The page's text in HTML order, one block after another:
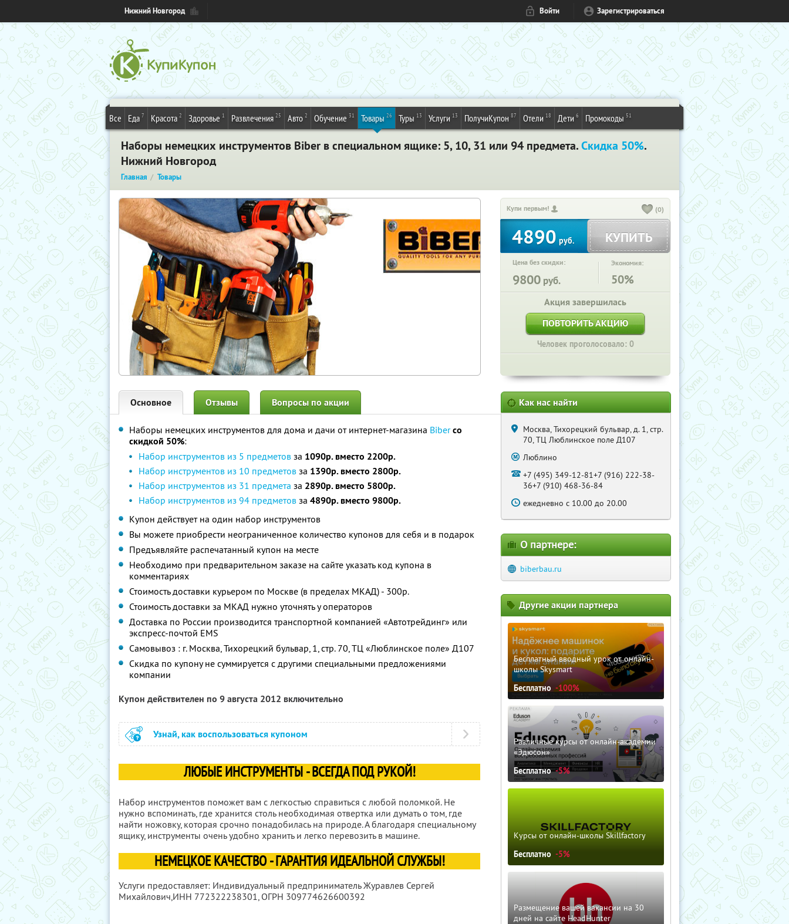
Нижний Новгород Войти Зарегистрироваться
Все Еда 7 Красота 2 Здоровье 1 Развлечения 25 Авто 2 Обучение 31 Товары 26 Туры 13 Услуги 13 ПолучиКупон 87 Отели 18 Дети 6 Промокоды 51
Наборы немецких инструментов Biber в специальном ящике: 5, 10, 31 или 94 предмета.Скидка 50%.
Нижний Новгород
Главная Товары
Купи первым! (0)
4890руб. КУПИТЬ
Цена без скидки:
9800 руб.
Экономия:
50%
Акция завершилась
ПОВТОРИТЬ АКЦИЮ
Человек проголосовало: 0
Основное Отзывы Вопросы по акции
Наборы немецких инструментов для дома и дачи от интернет-магазина Biber со
скидкой 50%:
Набор инструментов из 5 предметов за 1090р. вместо 2200р.
Набор инструментов из 10 предметов за 1390р. вместо 2800р.
Набор инструментов из 31 предмета за 2890р. вместо 5800р.
Набор инструментов из 94 предметов за 4890р. вместо 9800р.
Купон действует на один набор инструментов
Вы можете приобрести неограниченное количество купонов для себя и в подарок
Предъявляйте распечатанный купон на месте
Необходимо при предварительном заказе на сайте указать код купона в
комментариях
Стоимость доставки курьером по Москве (в пределах МКАД) - 300р.
Стоимость доставки за МКАД нужно уточнять у операторов
Доставка по России производится транспортной компанией «Автотрейдинг» или
экспресс-почтой EMS
Самовывоз : г. Москва, Тихорецкий бульвар, 1, стр. 70, ТЦ «Люблинское поле» Д107
Скидка по купону не суммируется с другими специальными предложениями
компании
Купон действителен по 9 августа 2012 включительно
Узнай, как воспользоваться купоном
ЛЮБЫЕ ИНСТРУМЕНТЫ - ВСЕГДА ПОД РУКОЙ!
Набор инструментов поможет вам с легкостью справиться с любой поломкой. Не
нужно вспоминать, где хранится столь необходимая отвертка или думать о том, где
найти ножовку, которая срочно понадобилась на природе. А благодаря специальному
ящику, инструменты очень удобно хранить и легко перевозить в машине.
НЕМЕЦКОЕ КАЧЕСТВО - ГАРАНТИЯ ИДЕАЛЬНОЙ СЛУЖБЫ!
Услуги предоставляет: Индивидуальный предприниматель Журавлев Сергей
Михайлович,ИНН 772322238301, ОГРН 309774626600392
Как нас найти
Москва, Тихорецкий бульвар, д. 1, стр.
70, ТЦ Люблинское поле Д107
Люблино
+7 (495) 349-12-81+7 (916) 222-38-
36+7 (910) 468-36-84
ежедневно с 10.00 до 20.00
О партнере:
biberbau.ru
Другие акции партнера
Бесплатный вводный урок от онлайн-
школы Skysmart
Бесплатно -100%
Различные курсы от онлайн-академии
«Эдюсон»
Бесплатно -5%
Курсы от онлайн-школы Skillfactory
Бесплатно -5%
Размещение вашей вакансии на 30
дней на сайте HeadHunter